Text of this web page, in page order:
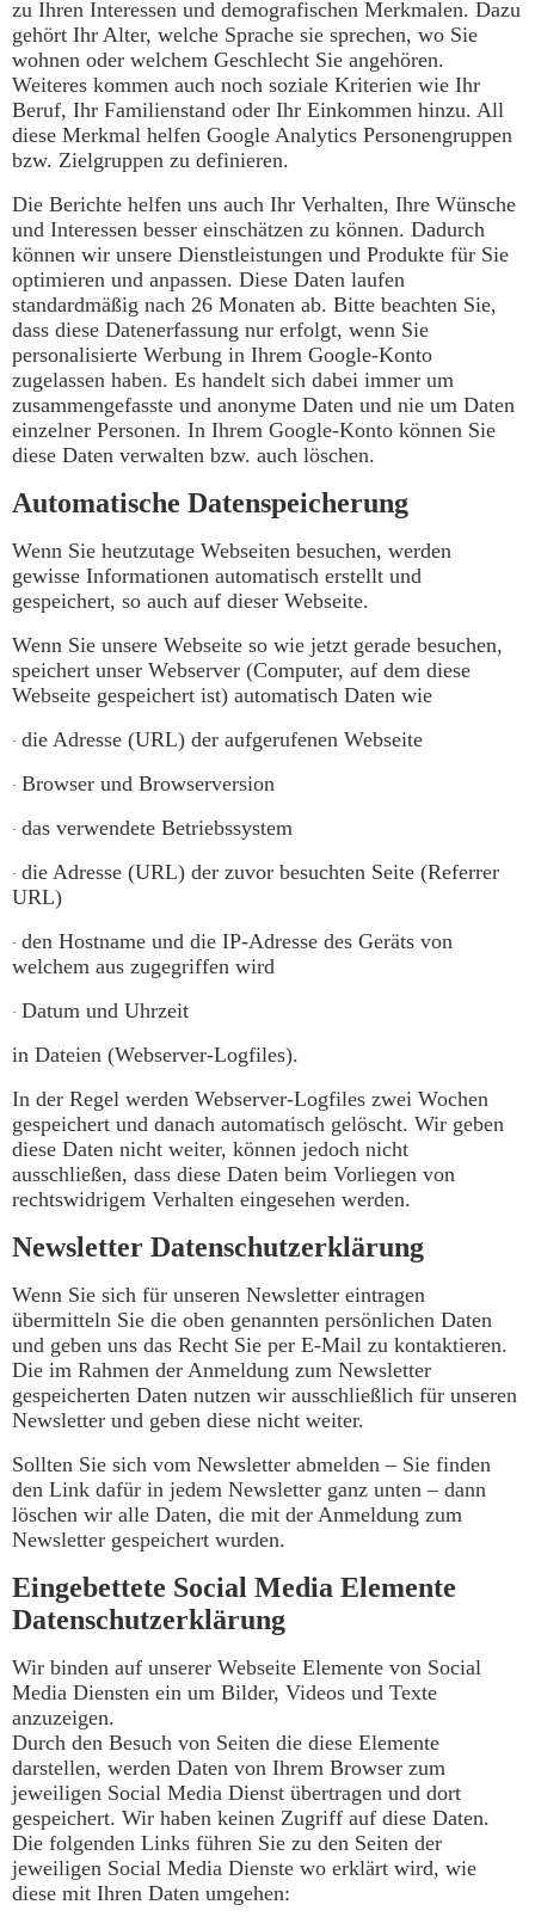
zu Ihren Interessen und demografischen Merkmalen. Dazu
gehört Ihr Alter, welche Sprache sie sprechen, wo Sie
wohnen oder welchem Geschlecht Sie angehören.
Weiteres kommen auch noch soziale Kriterien wie Ihr
Beruf, Ihr Familienstand oder Ihr Einkommen hinzu. All
diese Merkmal helfen Google Analytics Personengruppen
bzw. Zielgruppen zu definieren.
Die Berichte helfen uns auch Ihr Verhalten, Ihre Wünsche
und Interessen besser einschätzen zu können. Dadurch
können wir unsere Dienstleistungen und Produkte für Sie
optimieren und anpassen. Diese Daten laufen
standardmäßig nach 26 Monaten ab. Bitte beachten Sie,
dass diese Datenerfassung nur erfolgt, wenn Sie
personalisierte Werbung in Ihrem Google-Konto
zugelassen haben. Es handelt sich dabei immer um
zusammengefasste und anonyme Daten und nie um Daten
einzelner Personen. In Ihrem Google-Konto können Sie
diese Daten verwalten bzw. auch löschen.
Automatische Datenspeicherung
Wenn Sie heutzutage Webseiten besuchen, werden
gewisse Informationen automatisch erstellt und
gespeichert, so auch auf dieser Webseite.
Wenn Sie unsere Webseite so wie jetzt gerade besuchen,
speichert unser Webserver (Computer, auf dem diese
Webseite gespeichert ist) automatisch Daten wie
· die Adresse (URL) der aufgerufenen Webseite
· Browser und Browserversion
· das verwendete Betriebssystem
· die Adresse (URL) der zuvor besuchten Seite (Referrer
URL)
· den Hostname und die IP-Adresse des Geräts von
welchem aus zugegriffen wird
· Datum und Uhrzeit
in Dateien (Webserver-Logfiles).
In der Regel werden Webserver-Logfiles zwei Wochen
gespeichert und danach automatisch gelöscht. Wir geben
diese Daten nicht weiter, können jedoch nicht
ausschließen, dass diese Daten beim Vorliegen von
rechtswidrigem Verhalten eingesehen werden.
Newsletter Datenschutzerklärung
Wenn Sie sich für unseren Newsletter eintragen
übermitteln Sie die oben genannten persönlichen Daten
und geben uns das Recht Sie per E-Mail zu kontaktieren.
Die im Rahmen der Anmeldung zum Newsletter
gespeicherten Daten nutzen wir ausschließlich für unseren
Newsletter und geben diese nicht weiter.
Sollten Sie sich vom Newsletter abmelden – Sie finden
den Link dafür in jedem Newsletter ganz unten – dann
löschen wir alle Daten, die mit der Anmeldung zum
Newsletter gespeichert wurden.
Eingebettete Social Media Elemente
Datenschutzerklärung
Wir binden auf unserer Webseite Elemente von Social
Media Diensten ein um Bilder, Videos und Texte
anzuzeigen.
Durch den Besuch von Seiten die diese Elemente
darstellen, werden Daten von Ihrem Browser zum
jeweiligen Social Media Dienst übertragen und dort
gespeichert. Wir haben keinen Zugriff auf diese Daten.
Die folgenden Links führen Sie zu den Seiten der
jeweiligen Social Media Dienste wo erklärt wird, wie
diese mit Ihren Daten umgehen: